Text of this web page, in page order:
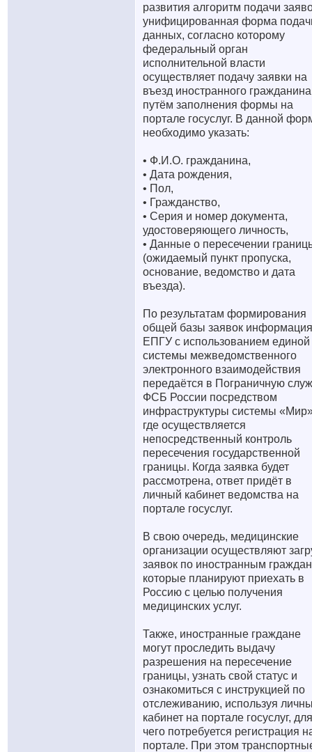
развития алгоритм подачи
унифицированная форма
данных, согласно которому
федеральный орган
исполнительной власти
осуществляет подачу заявки на
въезд иностранного гражданина
путём заполнения формы на
портале госуслуг. В данной
необходимо указать:
• Ф.И.О. гражданина,
• Дата рождения,
• Пол,
• Гражданство,
• Серия и номер документа,
удостоверяющего личность,
• Данные о пересечении
(ожидаемый пункт пропуска,
основание, ведомство и дата
въезда).
По результатам формирования
общей базы заявок
ЕПГУ с использованием единой
системы межведомственного
электронного взаимодействия
передаётся в Пограничную
ФСБ России посредством
инфраструктуры системы
где осуществляется
непосредственный контроль
пересечения государственной
границы. Когда заявка будет
рассмотрена, ответ придёт в
личный кабинет ведомства на
портале госуслуг.
В свою очередь, медицинские
организации осуществляют
заявок по иностранным
которые планируют приехать в
Россию с целью получения
медицинских услуг.
Также, иностранные граждане
могут проследить выдачу
разрешения на пересечение
границы, узнать свой статус и
ознакомиться с инструкцией по
отслеживанию, используя
кабинет на портале госуслуг, для
чего потребуется регистрация
портале. При этом